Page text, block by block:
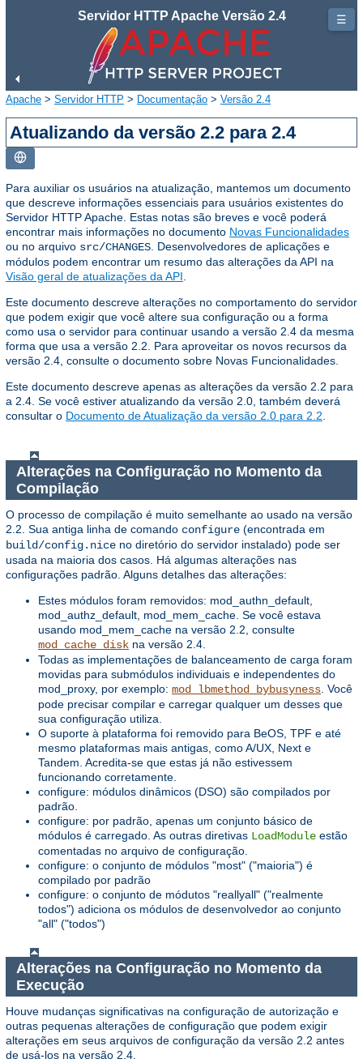
Servidor HTTP Apache Versão 2.4
Apache > Servidor HTTP > Documentação > Versão 2.4
Atualizando da versão 2.2 para 2.4
Para auxiliar os usuários na atualização, mantemos um documento
que descreve informações essenciais para usuários existentes do
Servidor HTTP Apache. Estas notas são breves e você poderá
encontrar mais informações no documento Novas Funcionalidades
ou no arquivo src/CHANGES . Desenvolvedores de aplicações e
módulos podem encontrar um resumo das alterações da API na
Visão geral de atualizações da API
Este documento descreve alterações no comportamento do servidor
que podem exigir que você altere sua configuração ou a forma
como usa o servidor para continuar usando a versão 2.4 da mesma
forma que usa a versão 2.2. Para aproveitar os novos recursos da
versão 2.4, consulte o documento sobre Novas Funcionalidades.
Este documento descreve apenas as alterações da versão 2.2 para
a 2.4. Se você estiver atualizando da versão 2.0, também deverá
consultar o Documento de Atualização da versão 2.0 para 2.2
Alterações na Configuração no Momento da
Compilação
O processo de compilação é muito semelhante ao usado na versão
2.2. Sua antiga linha de comando configure (encontrada em
build/config.nice no diretório do servidor instalado) pode ser
usada na maioria dos casos. Há algumas alterações nas
configurações padrão. Alguns detalhes das alterações:
Estes módulos foram removidos: mod_authn_default,
mod_authz_default, mod_mem_cache. Se você estava
usando mod_mem_cache na versão 2.2, consulte
mod_cache_disk na versão 2.4.
Todas as implementações de balanceamento de carga foram
movidas para submódulos individuais e independentes do
mod_proxy, por exemplo: mod_lbmethod_bybusyness . Você
pode precisar compilar e carregar qualquer um desses que
sua configuração utiliza.
O suporte à plataforma foi removido para BeOS, TPF e até
mesmo plataformas mais antigas, como A/UX, Next e
Tandem. Acredita-se que estas já não estivessem
funcionando corretamente.
configure: módulos dinâmicos (DSO) são compilados por
padrão.
configure: por padrão, apenas um conjunto básico de
módulos é carregado. As outras diretivas LoadModule estão
comentadas no arquivo de configuração.
configure: o conjunto de módulos "most" ("maioria") é
compilado por padrão
configure: o conjunto de módutos "reallyall" ("realmente
todos") adiciona os módulos de desenvolvedor ao conjunto
"all" ("todos")
Alterações na Configuração no Momento da
Execução
Houve mudanças significativas na configuração de autorização e
outras pequenas alterações de configuração que podem exigir
alterações em seus arquivos de configuração da versão 2.2 antes
de usá-los na versão 2.4.
☰